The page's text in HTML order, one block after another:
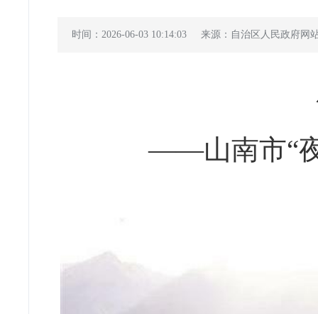
时间：2026-06-03 10:14:03 来源：自治区人民政府网
——山南市“